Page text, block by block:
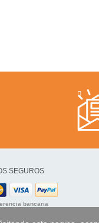
SEGUROS
bancaria